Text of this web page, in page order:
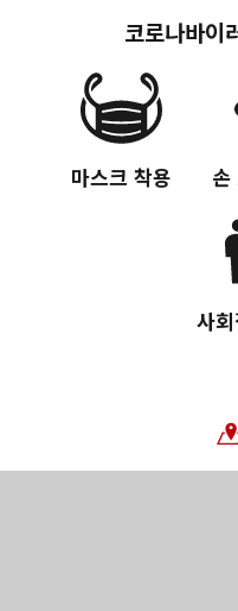
코로나바이
마스크 착용 손
사
링